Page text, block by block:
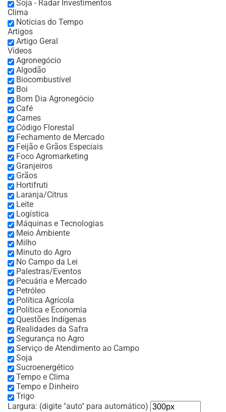
Soja - Radar Investimentos
Clima
Notícias do Tempo
Artigos
Artigo Geral
Vídeos
Agronegócio
Algodão
Biocombustível
Boi
Bom Dia Agronegócio
Café
Carnes
Código Florestal
Fechamento de Mercado
Feijão e Grãos Especiais
Foco Agromarketing
Granjeiros
Grãos
Hortifruti
Laranja/Citrus
Leite
Logística
Máquinas e Tecnologias
Meio Ambiente
Milho
Minuto do Agro
No Campo da Lei
Palestras/Eventos
Pecuária e Mercado
Petróleo
Política Agrícola
Política e Economia
Questões Indígenas
Realidades da Safra
Segurança no Agro
Serviço de Atendimento ao Campo
Soja
Sucroenergético
Tempo e Clima
Tempo e Dinheiro
Trigo
Largura: (digite "auto" para automático)